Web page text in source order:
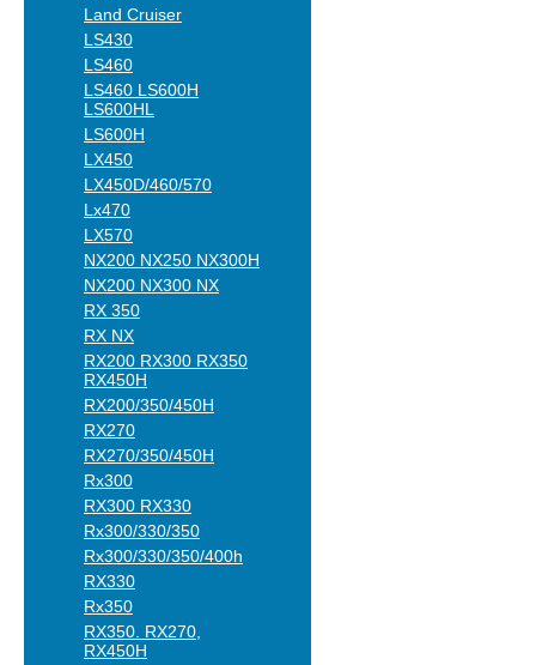
Land Cruiser
LS430
LS460
LS460 LS600H
LS600HL
LS600H
LX450
LX450D/460/570
Lx470
LX570
NX200 NX250 NX300H
NX200 NX300 NX
RX 350
RX NX
RX200 RX300 RX350
RX450H
RX200/350/450H
RX270
RX270/350/450H
Rx300
RX300 RX330
Rx300/330/350
Rx300/330/350/400h
RX330
Rx350
RX350. RX270,
RX450H